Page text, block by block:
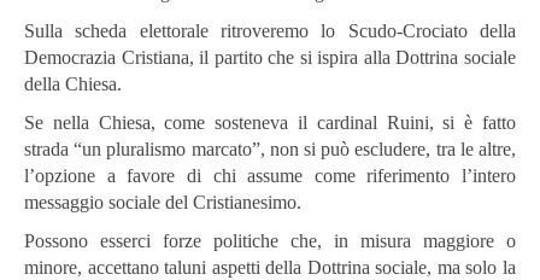
Sulla scheda elettorale ritroveremo lo Scudo-Crociato della
Democrazia Cristiana, il partito che si ispira alla Dottrina sociale
della Chiesa.
Se nella Chiesa, come sosteneva il cardinal Ruini, si è fatto
strada “un pluralismo marcato”, non si può escludere, tra le altre,
l’opzione a favore di chi assume come riferimento l’intero
messaggio sociale del Cristianesimo.
Possono esserci forze politiche che, in misura maggiore o
minore, accettano taluni aspetti della Dottrina sociale, ma solo la